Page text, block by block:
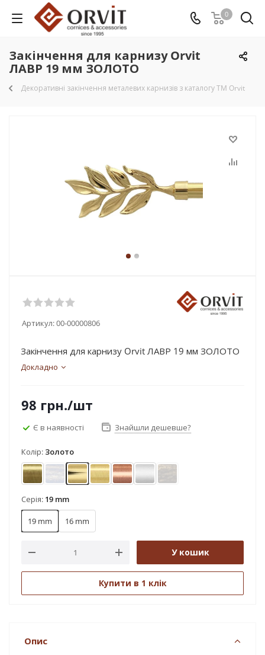
0
Закінчення для карнизу Orvit
ЛАВР 19 мм ЗОЛОТО
Декоративні закінчення металевих карнизів з каталогу TM Orvit
Артикул:00-00000806
Закінчення для карнизу Orvit ЛАВР 19 мм ЗОЛОТО
Докладно
98 грн./шт
Є в наявності Знайшли дешевше?
Колір: Золото
АнтикБлакить золота
ЗолотоЗолото матове
МідьСатин Чорне золото
Серія: 19 mm
19 mm 16 mm
У кошик
Купити в 1 клік
Опис